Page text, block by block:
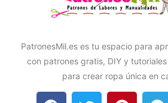
PatronesMil.es es tu espacio para
con patrones gratis, DIY y
para crear ropa única en